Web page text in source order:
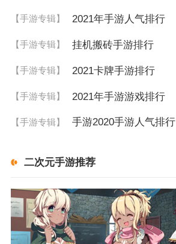
【手游专辑】 2021年手游人气排行
【手游专辑】 挂机搬砖手游排行
【手游专辑】 2021卡牌手游排行
【手游专辑】 2021年手游游戏排行
【手游专辑】 手游2020手游人气排行
二次元手游推荐